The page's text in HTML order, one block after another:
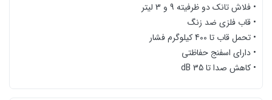
• فلاش تانک دو ظرفیته 9 و 3 لیتر
• قاب فلزی ضد زنگ
• تحمل قاب تا 400 کیلوگرم فشار
• دارای اسفنج حفاظتی
• کاهش صدا تا 35 dB